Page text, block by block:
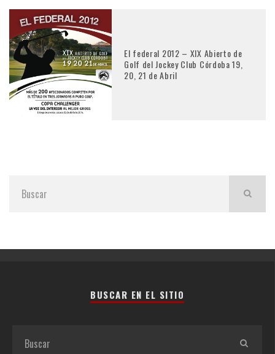
El federal 2012 – XIX Abierto de
Golf del Jockey Club Córdoba 19,
20, 21 de Abril
BUSCAR EN EL SITIO